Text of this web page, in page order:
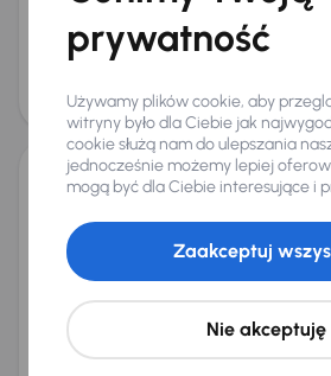
Miesięczna rata
od 452 zł
76 000 zł
Taniej o 500 zł
Lexus UX
59 235 kmAutomatBenzyna200
Książka serwisowa Auta krajowe
+6 kolejnych
Miesięczna rata
od 524 zł
prywatność
Używamy plików cookie, aby
witryny było dla Ciebie jak
cookie służą nam do ulepszania
jednocześnie możemy lepiej
mogą być dla Ciebie interesujące i
Nie akceptuję
Zaakceptuj